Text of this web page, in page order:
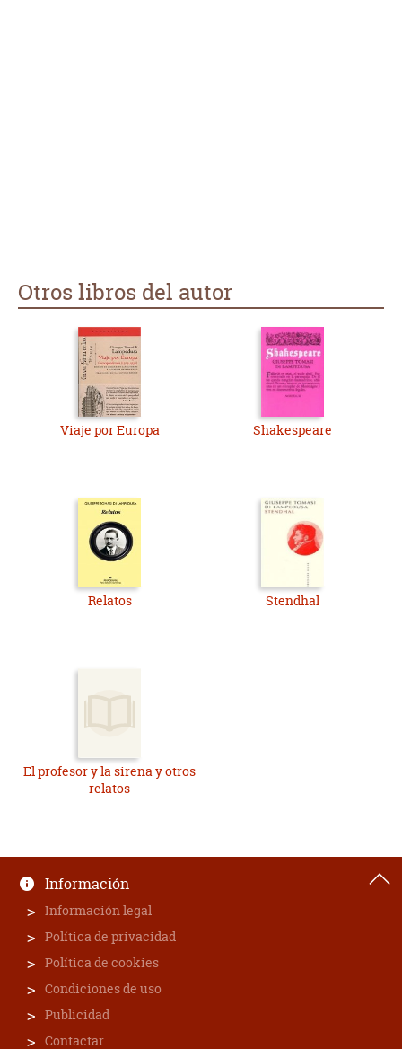
Otros libros del autor
Viaje por Europa Shakespeare
Relatos Stendhal
El profesor y la sirena y otros
relatos
Información
Información legal
Política de privacidad
Política de cookies
Condiciones de uso
Publicidad
Contactar